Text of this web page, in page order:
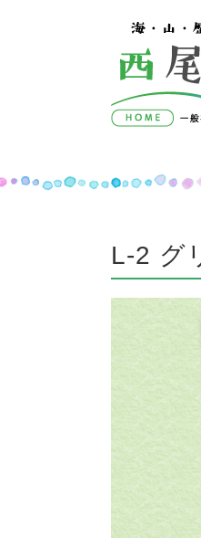
コンテンツへスキップ
L-2 グ